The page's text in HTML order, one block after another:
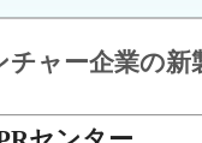
チャー企業の新